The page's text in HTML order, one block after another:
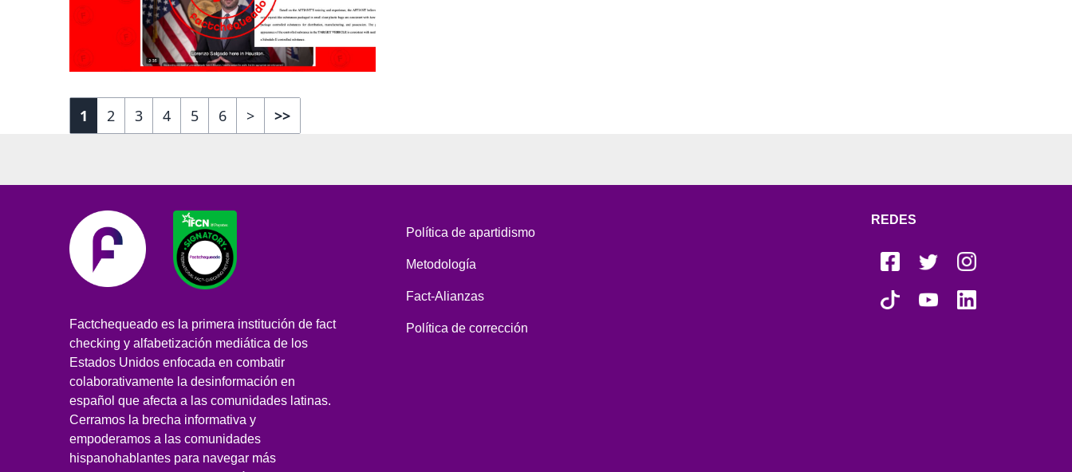
1 2 3 4 5 6 > >>
Factchequeado es la primera institución de fact
checking y alfabetización mediática de los
Estados Unidos enfocada en combatir
colaborativamente la desinformación en
español que afecta a las comunidades latinas.
Cerramos la brecha informativa y
empoderamos a las comunidades
hispanohablantes para navegar más
Política de apartidismo
Metodología
Fact-Alianzas
Política de corrección
REDES